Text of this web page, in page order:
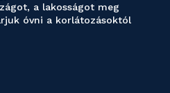
a lakosságot meg
óvni a korlátozásoktól